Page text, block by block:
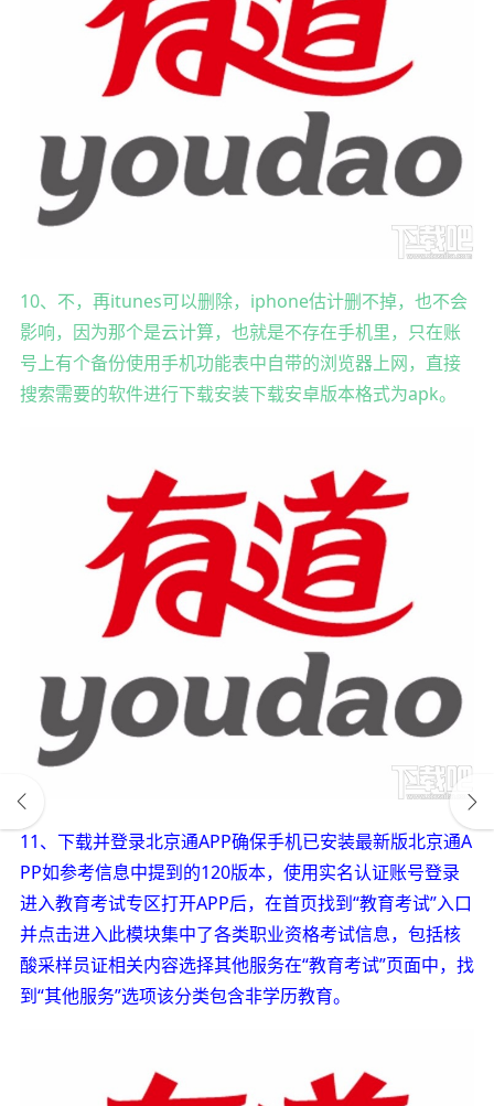
10、不，再itunes可以删除，iphone估计删不掉，也不会
影响，因为那个是云计算，也就是不存在手机里，只在账
号上有个备份使用手机功能表中自带的浏览器上网，直接
搜索需要的软件进行下载安装下载安卓版本格式为apk。
11、下载并登录北京通APP确保手机已安装最新版北京通A
PP如参考信息中提到的120版本，使用实名认证账号登录
进入教育考试专区打开APP后，在首页找到“教育考试”入口
并点击进入此模块集中了各类职业资格考试信息，包括核
酸采样员证相关内容选择其他服务在“教育考试”页面中，找
到“其他服务”选项该分类包含非学历教育。